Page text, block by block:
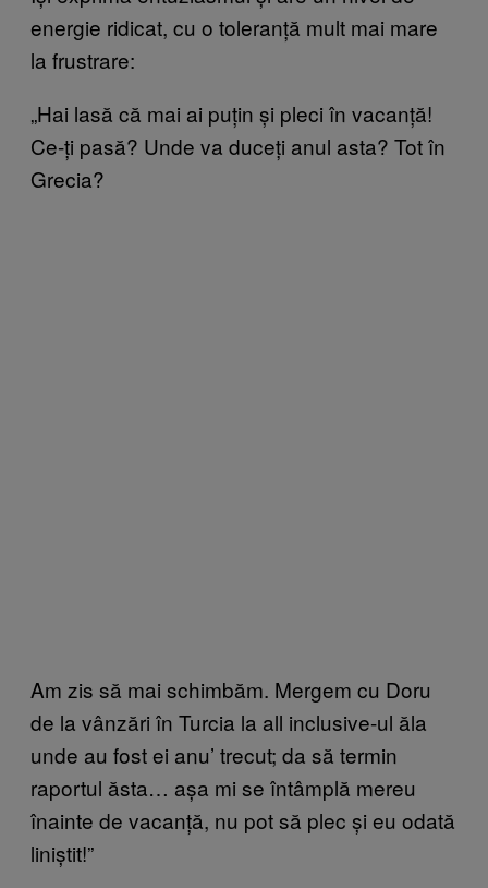
energie ridicat, cu o toleranță mult mai mare
la frustrare:
„Hai lasă că mai ai puțin și pleci în vacanță!
Ce-ți pasă? Unde va duceți anul asta? Tot în
Grecia?
Am zis să mai schimbăm. Mergem cu Doru
de la vânzări în Turcia la all inclusive-ul ăla
unde au fost ei anu’ trecut; da să termin
raportul ăsta… așa mi se întâmplă mereu
înainte de vacanță, nu pot să plec și eu odată
liniștit!”